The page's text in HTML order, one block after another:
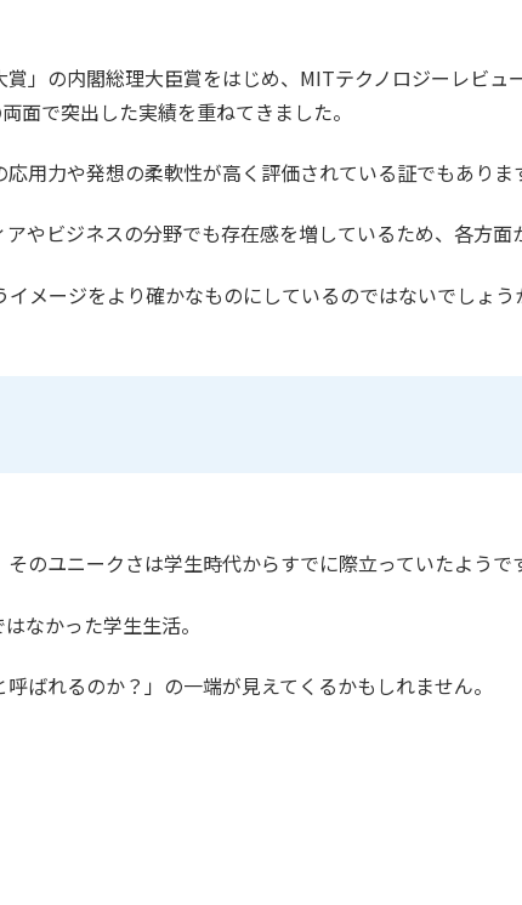
」の内閣総理大臣賞をはじめ、MITテクノロジーレビ
面で突出した実績を重ねてきました。
用力や発想の柔軟性が高く評価されている証でもありま
やビジネスの分野でも存在感を増しているため、各方
メージをより確かなものにしているのではないでしょう
のユニークさは学生時代からすでに際立っていたようで
なかった学生生活。
ばれるのか？」の一端が見えてくるかもしれません。